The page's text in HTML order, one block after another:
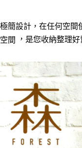
１．於結帳方式選擇「
結帳頁面，進行簡訊認證
２．訂單成立數日內，您
※ 請注意：結帳手續完成
購買商品的店家。未經商
後付繳納相關費用。
※ 交易是否成功請以「
是否繳費成功／繳費後需
客戶支援中心」
https://
【注意事項】
１．透過由恩沛科技股份
易，需依本服務之必要範
每筆NT$60，滿
每筆NT$100，滿
7-11取貨付款三天
每筆NT$60，滿
7-11離島取貨付款
每筆NT$100，滿
本島宅配1~2天後到
極簡設計，在任何空間
空間
， 是您收納整理好